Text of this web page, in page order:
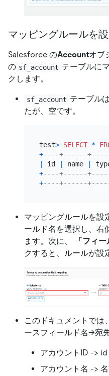
マッピングルールを
Salesforce のAccountオブ
の sf_account テーブルに
クします。
sf_account テーブル
たが、空です。
test> SELECT *
+----+------
id name
+----+------
+----+------
マッピングルールを設
ールド名を選択し、右
ます。次に、
「フィ
クすると、ルールが設
このドキュメントでは
ースフィールド名→宛
アカウントID -> id
アカウント名 ->